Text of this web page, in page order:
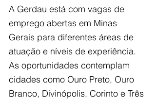
A Gerdau está com vagas de
emprego abertas em Minas
Gerais para diferentes áreas de
atuação e níveis de experiência.
As oportunidades contemplam
cidades como Ouro Preto, Ouro
Branco, Divinópolis, Corinto e Três